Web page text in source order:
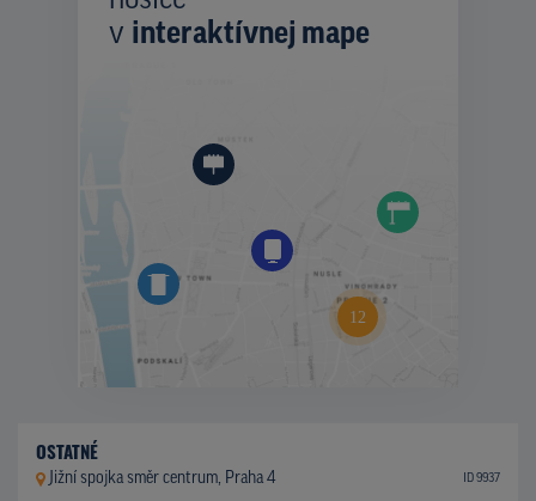
v interaktívnej mape
OSTATNÉ
Jižní spojka směr centrum, Praha 4 ID 9937